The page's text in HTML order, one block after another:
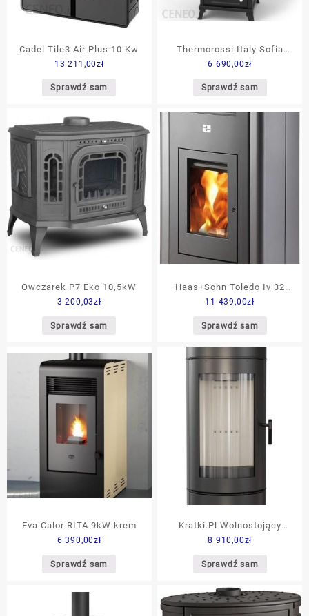
Cadel Tile3 Air Plus 10 Kw
13 211,00zł
Sprawdź sam
Thermorossi Italy Sofia
Easy 9,1kW
6 690,00zł
Sprawdź sam
Owczarek P7 Eko 10,5kW
3 200,03zł
Sprawdź sam
Haas+Sohn Toledo Iv 32
Antracyt Szary
11 439,00zł
Sprawdź sam
Eva Calor RITA 9kW krem
6 390,00zł
Sprawdź sam
Kratki.Pl Wolnostojący
Anatares 10
8 910,00zł
Sprawdź sam